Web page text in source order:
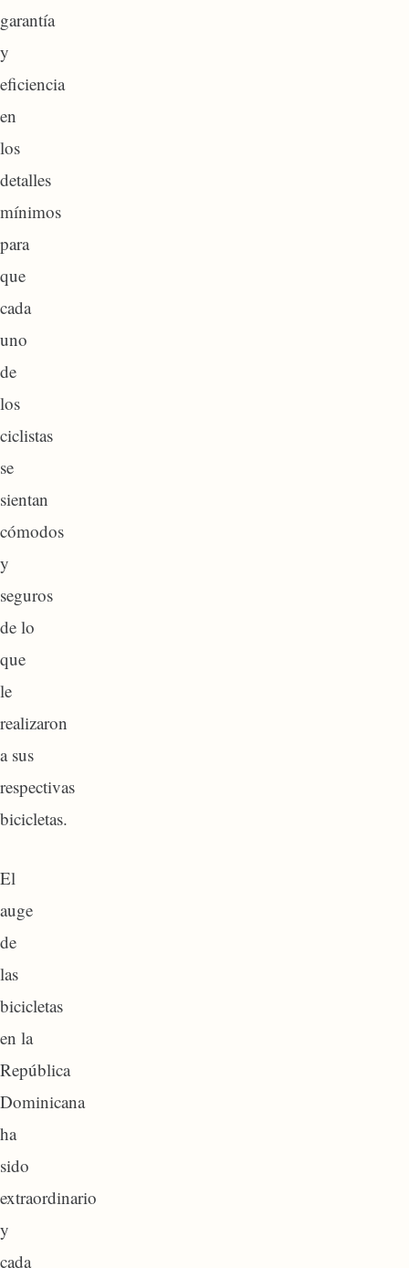
garantía
y
eficiencia
en
los
detalles
mínimos
para
que
cada
uno
de
los
ciclistas
se
sientan
cómodos
y
seguros
de lo
que
le
realizaron
a sus
respectivas
bicicletas.
El
auge
de
las
bicicletas
en la
República
Dominicana
ha
sido
extraordinario
y
cada